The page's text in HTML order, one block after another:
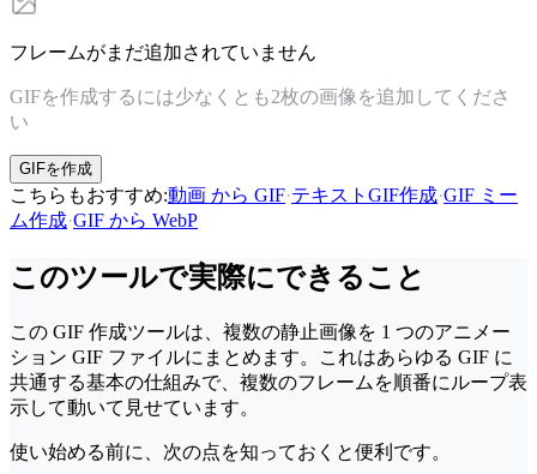
フレームがまだ追加されていません
GIFを作成するには少なくとも2枚の画像を追加してくださ
い
GIFを作成
こちらもおすすめ:動画 から GIF·テキストGIF作成·GIF ミー
ム作成·GIF から WebP
このツールで実際にできること
この GIF 作成ツールは、複数の静止画像を 1 つのアニメー
ション GIF ファイルにまとめます。これはあらゆる GIF に
共通する基本の仕組みで、複数のフレームを順番にループ表
示して動いて見せています。
使い始める前に、次の点を知っておくと便利です。